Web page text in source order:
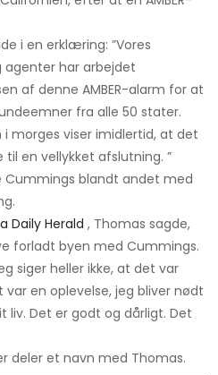
i en erklæring: ”Vores
har arbejdet
af ​​denne AMBER-alarm for at
fra alle 50 stater.
i morges viser imidlertid, at det
en vellykket afslutning. ”
blandt andet med
Daily Herald , Thomas sagde,
forladt byen med Cummings.
siger heller ikke, at det var
en oplevelse, jeg bliver nødt
Det er godt og dårligt. Det
deler et navn med Thomas.